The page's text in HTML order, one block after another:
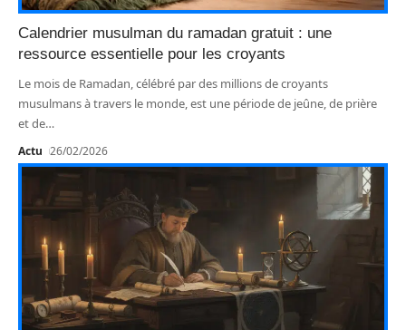
Calendrier musulman du ramadan gratuit : une
ressource essentielle pour les croyants
Le mois de Ramadan, célébré par des millions de croyants
musulmans à travers le monde, est une période de jeûne, de prière
et de…
Actu 26/02/2026